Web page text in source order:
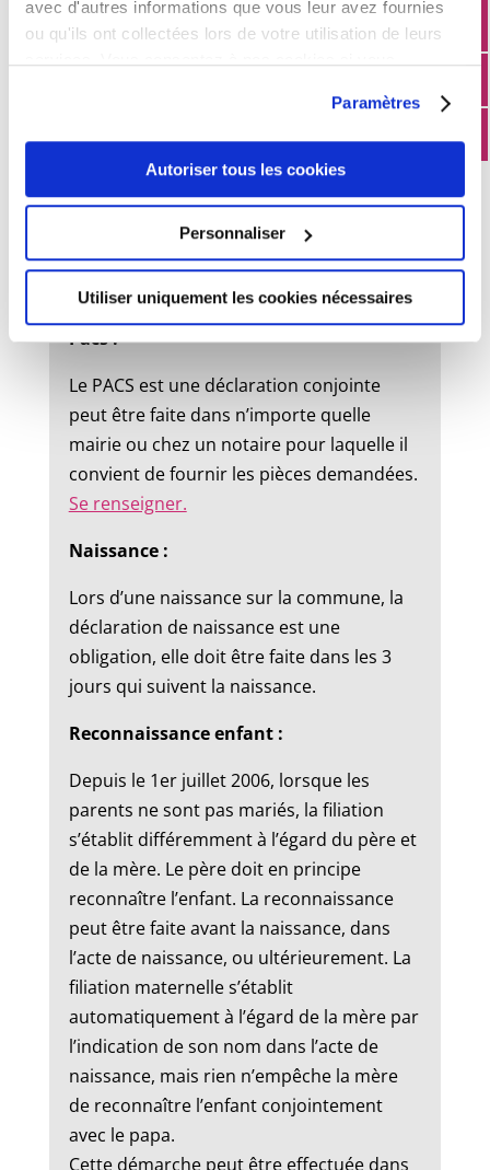
avec d'autres informations que vous leur avez fournies
ou qu'ils ont collectées lors de votre utilisation de leurs
Paramètres
Autoriser tous les cookies
Personnaliser
Utiliser uniquement les cookies nécessaires
État civil
Un dossier de mariage est à retirer en
mairie. Le mariage peut être célébré dans
la commune où l’un des futurs époux à
son domicile ou sa résidence.
Pacs :
Le PACS est une déclaration conjointe
peut être faite dans n’importe quelle
mairie ou chez un notaire pour laquelle il
convient de fournir les pièces demandées.
Se renseigner.
Naissance :
Lors d’une naissance sur la commune, la
déclaration de naissance est une
obligation, elle doit être faite dans les 3
jours qui suivent la naissance.
Reconnaissance enfant :
Depuis le 1er juillet 2006, lorsque les
parents ne sont pas mariés, la filiation
s’établit différemment à l’égard du père et
de la mère. Le père doit en principe
reconnaître l’enfant. La reconnaissance
peut être faite avant la naissance, dans
l’acte de naissance, ou ultérieurement. La
filiation maternelle s’établit
automatiquement à l’égard de la mère par
l’indication de son nom dans l’acte de
naissance, mais rien n’empêche la mère
de reconnaître l’enfant conjointement
avec le papa.
Cette démarche peut être effectuée dans